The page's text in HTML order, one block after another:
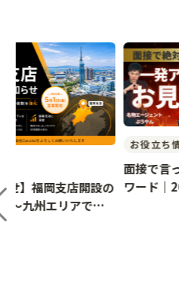
お役立ち情報
面接で言ってはいけないNG
ワード｜20代転職の言い換
え例